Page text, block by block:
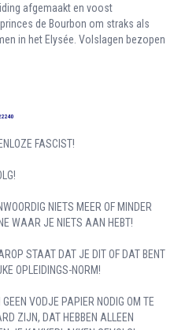
afgemaakt en voost
de Bourbon om straks als
in het Elysée. Volslagen bezopen
FASCIST!
NIETS MEER OF MINDER
WAAR JE NIETS AAN HEBT!
STAAT DAT JE DIT OF DAT BENT
OPLEIDINGS-NORM!
VODJE PAPIER NODIG OM TE
ZIJN, DAT HEBBEN ALLEEN